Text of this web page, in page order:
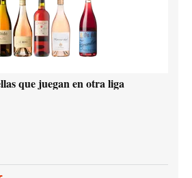
que juegan en otra liga